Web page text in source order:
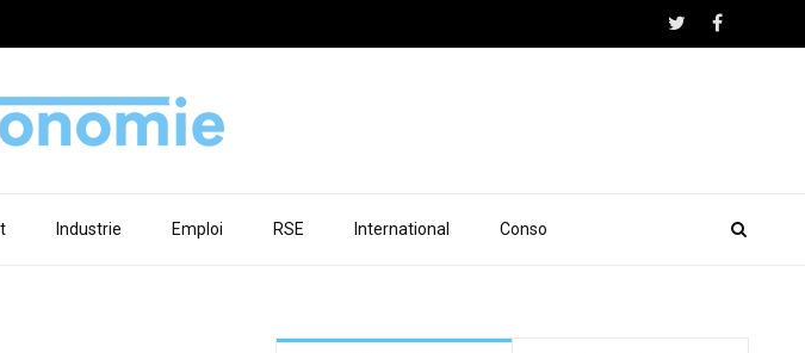
Industrie Emploi RSE International Conso